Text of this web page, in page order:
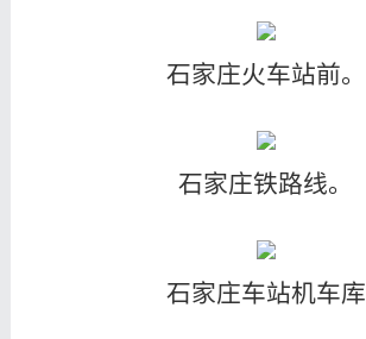
石家庄火车站前。
石家庄铁路线。
石家庄车站机车库